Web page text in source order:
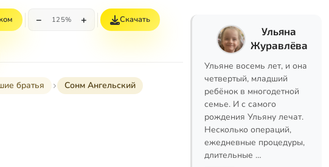
− 125% + Скачать
братья Сонм Ангельский
Ульяна
Журавлёва
Ульяне восемь лет, и она
четвертый, младший
ребёнок в многодетной
семье. И с самого
рождения Ульяну лечат.
Несколько операций,
ежедневные процедуры,
длительные …